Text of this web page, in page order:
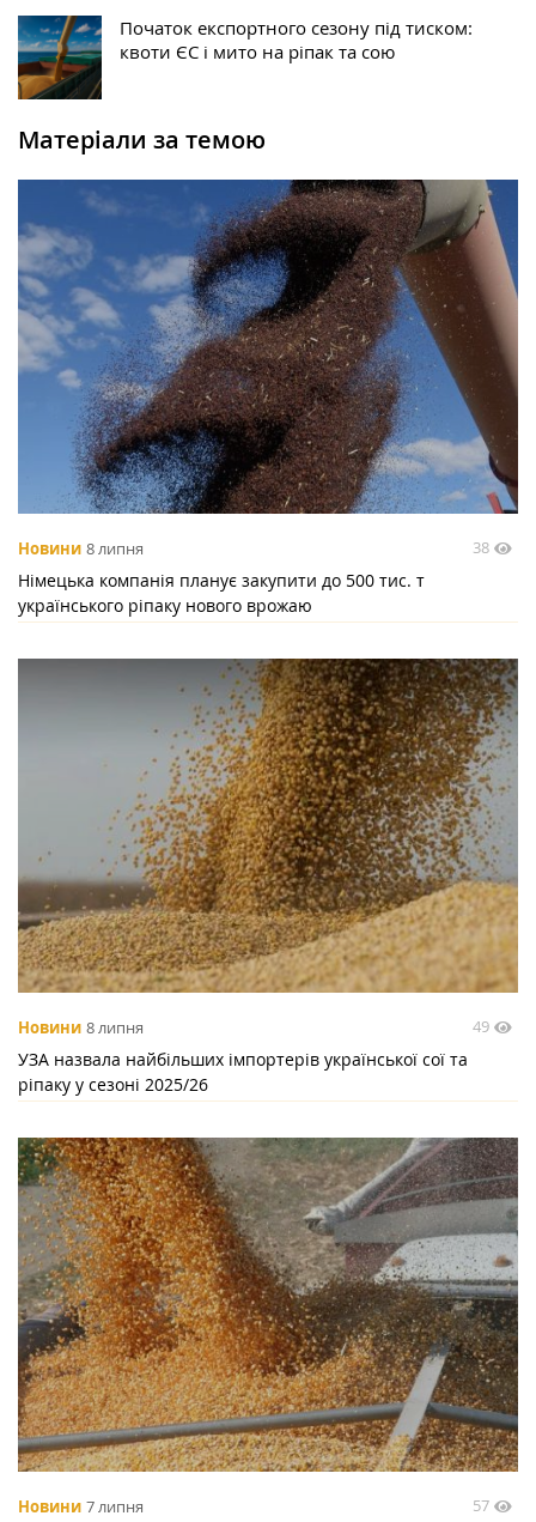
Початок експортного сезону під тиском:
квоти ЄС і мито на ріпак та сою
Матеріали за темою
Новини 8 липня 38
Німецька компанія планує закупити до 500 тис. т
українського ріпаку нового врожаю
Новини 8 липня 49
УЗА назвала найбільших імпортерів української сої та
ріпаку у сезоні 2025/26
Новини 7 липня 57